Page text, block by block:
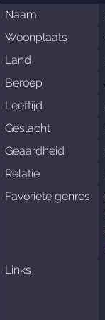
Naam
Woonplaats
Land
Beroep
Leeftijd
Geslacht
Geaardheid
Relatie
Favoriete genres
Links